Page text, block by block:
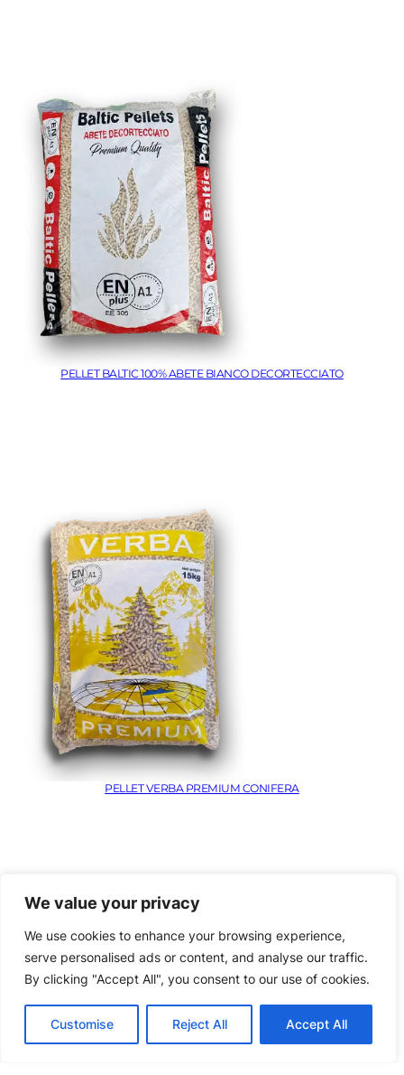
We value your privacy
We use cookies to enhance your browsing experience,
serve personalised ads or content, and analyse our traffic.
By clicking "Accept All", you consent to our use of cookies.
Customise Reject All Accept All
PELLET BALTIC 100% ABETE BIANCO DECORTECCIATO
PELLET VERBA PREMIUM CONIFERA
© 2025 Pellet Pegasus. Diritti riservati. Registrato Blockchain
pelletpegasus.it
E-LionWeb Designer Terni